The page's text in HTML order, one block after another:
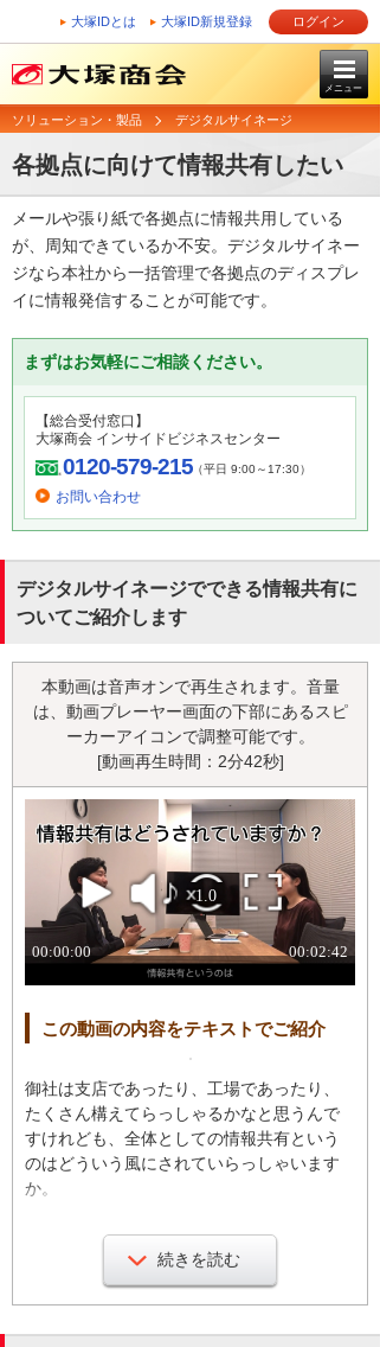
大塚IDとは 大塚ID新規登録 ログイン
メニュー
ソリューション・製品 デジタルサイネージ
各拠点に向けて情報共有したい
メールや張り紙で各拠点に情報共用している
が、周知できているか不安。デジタルサイネー
ジなら本社から一括管理で各拠点のディスプレ
イに情報発信することが可能です。
まずはお気軽にご相談ください。
【総合受付窓口】
大塚商会 インサイドビジネスセンター
0120-579-215（平日 9:00～17:30）
お問い合わせ
デジタルサイネージでできる情報共有に
ついてご紹介します
本動画は音声オンで再生されます。音量
は、動画プレーヤー画面の下部にあるスピ
ーカーアイコンで調整可能です。
[動画再生時間：2分42秒]
この動画の内容をテキストでご紹介
御社は支店であったり、工場であったり、
たくさん構えてらっしゃるかなと思うんで
すけれども、全体としての情報共有という
のはどういう風にされていらっしゃいます
か。
そうですね。全体の情報共有は、一応メー
ルとかで送ってはいるものの徹底できてい
ないのが現状であって、今、コロナ禍なの
でスケジュールの調整がうまくいかないの
続きを読む